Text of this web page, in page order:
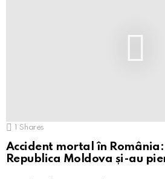
1 Shares
Accident mortal în
Republica Moldova și-au